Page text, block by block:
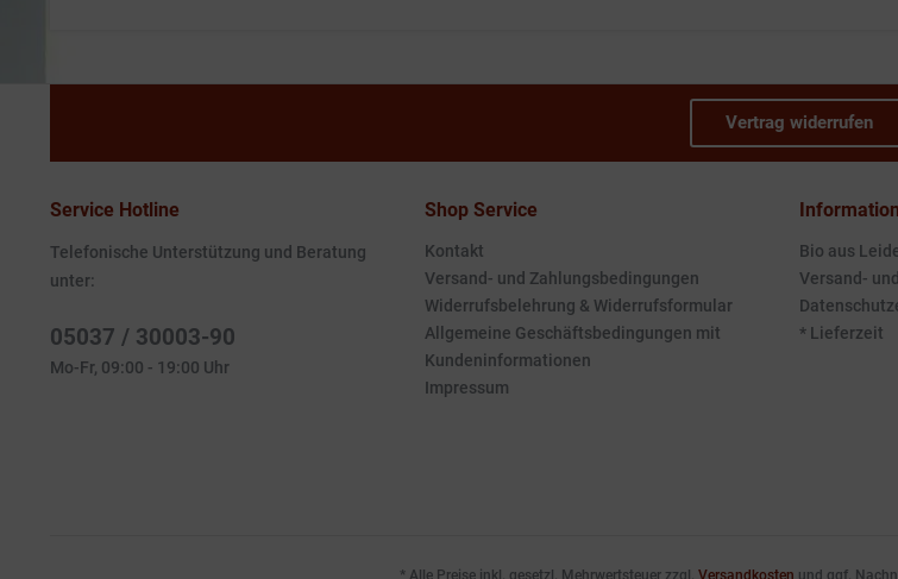
Vertrag widerrufen
Service Hotline
Telefonische Unterstützung und Beratung
unter:
05037 / 30003-90
Mo-Fr, 09:00 - 19:00 Uhr
Shop Service
Kontakt
Versand- und Zahlungsbedingungen
Widerrufsbelehrung & Widerrufsformular
Allgemeine Geschäftsbedingungen mit
Kundeninformationen
Impressum
Bio aus
Versand-
* Lieferzeit